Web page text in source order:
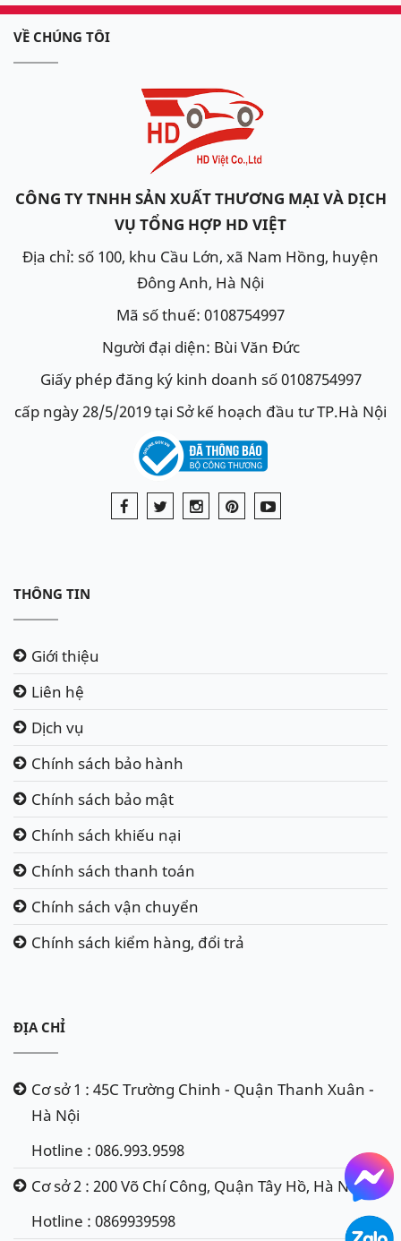
VỀ CHÚNG TÔI
CÔNG TY TNHH SẢN XUẤT THƯƠNG MẠI VÀ DỊCH
VỤ TỔNG HỢP HD VIỆT
Địa chỉ: số 100, khu Cầu Lớn, xã Nam Hồng, huyện
Đông Anh, Hà Nội
Mã số thuế: 0108754997
Người đại diện: Bùi Văn Đức
Giấy phép đăng ký kinh doanh số 0108754997
cấp ngày 28/5/2019 tại Sở kế hoạch đầu tư TP.Hà Nội
THÔNG TIN
Giới thiệu
Liên hệ
Dịch vụ
Chính sách bảo hành
Chính sách bảo mật
Chính sách khiếu nại
Chính sách thanh toán
Chính sách vận chuyển
Chính sách kiểm hàng, đổi trả
ĐỊA CHỈ
Cơ sở 1 : 45C Trường Chinh - Quận Thanh Xuân -
Hà Nội
Hotline : 086.993.9598
Cơ sở 2 : 200 Võ Chí Công, Quận Tây Hồ, Hà Nội
Hotline : 0869939598